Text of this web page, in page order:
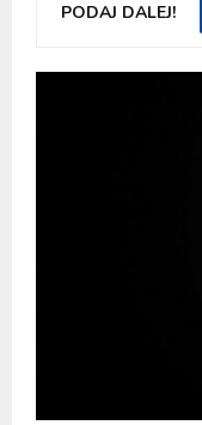
PODAJ DALEJ!